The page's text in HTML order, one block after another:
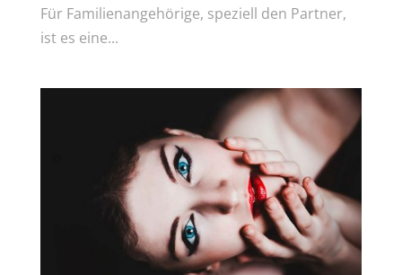
Für Familienangehörige, speziell den Partner,
ist es eine...